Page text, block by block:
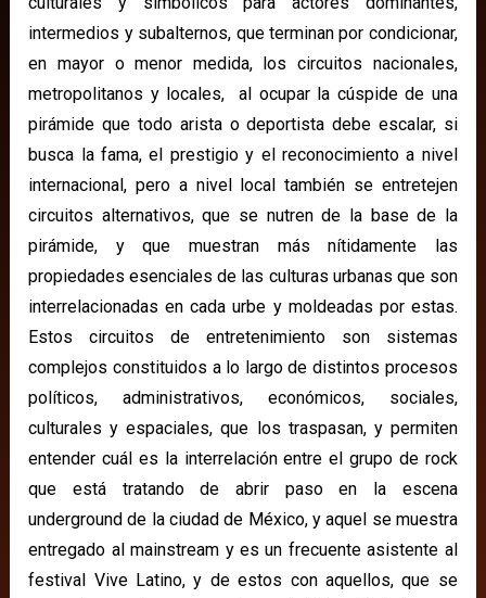
intermedios y subalternos, que terminan por condicionar,
en mayor o menor medida, los circuitos nacionales,
metropolitanos y locales, al ocupar la cúspide de una
pirámide que todo arista o deportista debe escalar, si
busca la fama, el prestigio y el reconocimiento a nivel
internacional, pero a nivel local también se entretejen
circuitos alternativos, que se nutren de la base de la
pirámide, y que muestran más nítidamente las
propiedades esenciales de las culturas urbanas que son
interrelacionadas en cada urbe y moldeadas por estas.
Estos circuitos de entretenimiento son sistemas
complejos constituidos a lo largo de distintos procesos
políticos, administrativos, económicos, sociales,
culturales y espaciales, que los traspasan, y permiten
entender cuál es la interrelación entre el grupo de rock
que está tratando de abrir paso en la escena
underground de la ciudad de México, y aquel se muestra
entregado al mainstream y es un frecuente asistente al
festival Vive Latino, y de estos con aquellos, que se